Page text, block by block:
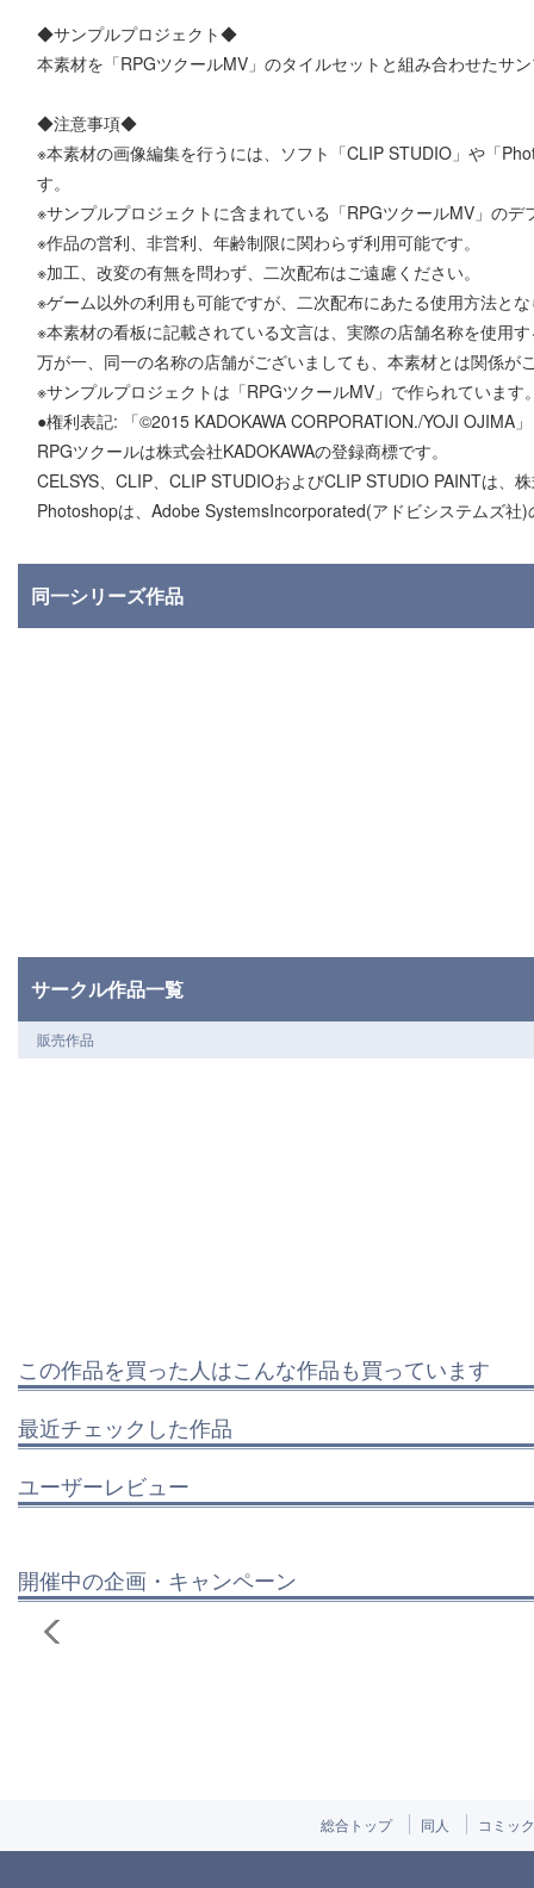
◆サンプルプロジェクト◆
本素材を「RPGツクールMV」のタイルセットと組み合わせたサ
◆注意事項◆
※本素材の画像編集を行うには、ソフト「CLIP STUDIO」や「
す。
※サンプルプロジェクトに含まれている「RPGツクールMV」の
※作品の営利、非営利、年齢制限に関わらず利用可能です。
※加工、改変の有無を問わず、二次配布はご遠慮ください。
※ゲーム以外の利用も可能ですが、二次配布にあたる使用方法と
※本素材の看板に記載されている文言は、実際の店舗名称を使用
万が一、同一の名称の店舗がございましても、本素材とは関係が
※サンプルプロジェクトは「RPGツクールMV」で作られています
●権利表記: 「©2015 KADOKAWA CORPORATION./YOJI OJIMA」
RPGツクールは株式会社KADOKAWAの登録商標です。
CELSYS、CLIP、CLIP STUDIOおよびCLIP STUDIO PAINTは、
Photoshopは、Adobe SystemsIncorporated(アドビシステムズ社)
同一シリーズ作品
サークル作品一覧
販売作品
この作品を買った人はこんな作品も買っています
最近チェックした作品
ユーザーレビュー
開催中の企画・キャンペーン
総合トップ 同人 コミッ